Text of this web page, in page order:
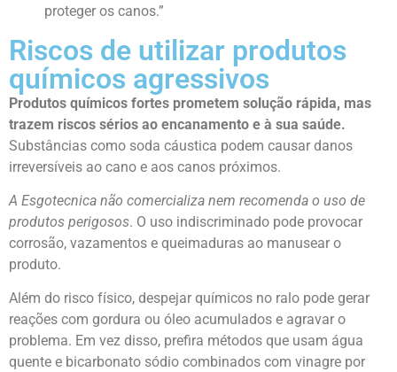
proteger os canos.”
Riscos de utilizar produtos
químicos agressivos
Produtos químicos fortes prometem solução rápida, mas
trazem riscos sérios ao encanamento e à sua saúde.
Substâncias como soda cáustica podem causar danos
irreversíveis ao cano e aos canos próximos.
A Esgotecnica não comercializa nem recomenda o uso de
produtos perigosos. O uso indiscriminado pode provocar
corrosão, vazamentos e queimaduras ao manusear o
produto.
Além do risco físico, despejar químicos no ralo pode gerar
reações com gordura ou óleo acumulados e agravar o
problema. Em vez disso, prefira métodos que usam água
quente e bicarbonato sódio combinados com vinagre por